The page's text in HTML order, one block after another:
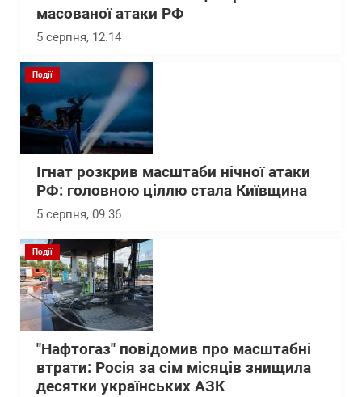
масованої атаки РФ
5 серпня, 12:14
Події
Ігнат розкрив масштаби нічної атаки
РФ: головною ціллю стала Київщина
5 серпня, 09:36
Події
"Нафтогаз" повідомив про масштабні
втрати: Росія за сім місяців знищила
десятки українських АЗК